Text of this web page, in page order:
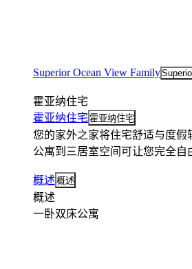
Superior Ocean View Family
霍亚纳住宅
霍亚纳住宅 霍亚纳住宅
您的家外之家将住宅舒适与度假
公寓到三居室空间可让您完全自
概述 概述
概述
一卧双床公寓